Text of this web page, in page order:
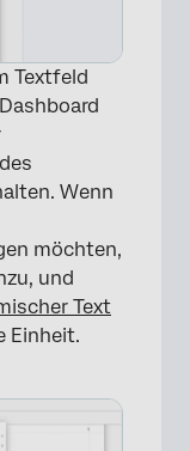
Textfeld
Wenn
möchten,
und
Text
Einheit.